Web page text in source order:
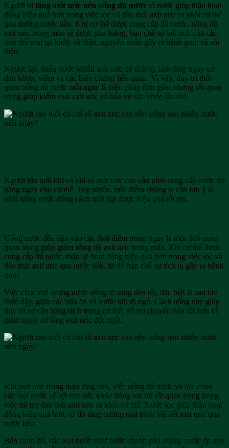
Người bị tăng axit uric nên uống đủ nước vì nước giúp thận hoạt
động hiệu quả hơn trong việc lọc và đào thải axit uric ra khỏi cơ thể
qua đường nước tiểu. Khi cơ thể được cung cấp đủ nước, nồng độ
axit uric trong máu sẽ được pha loãng, hạn chế sự kết tinh của các
tinh thể urat tại khớp và thận, nguyên nhân gây ra bệnh gout và sỏi
thận.
Ngược lại, thiếu nước khiến axit uric dễ tích tụ, làm tăng nguy cơ
đau khớp, viêm và các biến chứng liên quan. Vì vậy, duy trì thói
quen uống đủ nước mỗi ngày là biện pháp đơn giản nhưng rất quan
trọng giúp kiểm soát axit uric và bảo vệ sức khỏe lâu dài.
Người lớn tuổi khi có chỉ số axit uric cao cần phải cung cấp nước đủ
hàng ngày cho cơ thể. Tuy nhiên, một điểm chúng ta cần lưu ý là
phải uống nước đúng cách mới đạt được hiệu quả tối ưu.
Uống nước đều đặn vào các thời điểm trong ngày là một thói quen
quan trọng giúp giảm nồng độ axit uric trong máu. Khi cơ thể được
cung cấp đủ nước, thận sẽ hoạt động hiệu quả hơn trong việc lọc và
đào thải axit uric qua nước tiểu, từ đó hạn chế sự tích tụ gây ra bệnh
gout.
Việc chia nhỏ lượng nước uống từ sáng đến tối, đặc biệt là sau khi
thức dậy, giữa các bữa ăn và trước khi đi ngủ. Cách uống này giúp
duy trì sự cân bằng dịch trong cơ thể, hỗ trợ chuyển hóa tốt hơn và
giảm nguy cơ tăng axit uric đột ngột.
Khi axit uric trong máu tăng cao, việc uống đủ nước và lựa chọn
các loại nước có lợi cho sức khỏe đóng vai trò rất quan trọng trong
việc hỗ trợ đào thải axit uric ra khỏi cơ thể. Nước lọc giúp thận hoạt
động hiệu quả hơn, từ đó tăng cường quá trình bài tiết axit uric qua
nước tiểu.
Bên cạnh đó, các loại nước như nước chanh pha loãng, nước ép anh